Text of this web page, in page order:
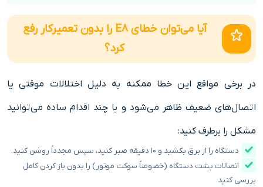
آیا می‌توان خطای E8 را بدون تعمیرکار رفع
کرد؟
در برخی مواقع این خطا ممکنه به دلیل اختلالات موقتی یا
اتصال‌های ضعیف ظاهر می‌شود و با چند اقدام ساده می‌توانید
مشکل را برطرف کنید:
دستگاه را از برق بکشید و ۱۰ دقیقه صبر کنید، سپس مجدداً روشن کنید.
اتصالات پشت دستگاه (خصوصاً سوکت موتور) را بدون باز کردن کامل
بررسی کنید.